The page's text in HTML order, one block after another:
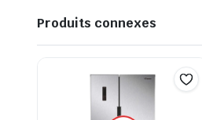
Produits connexes